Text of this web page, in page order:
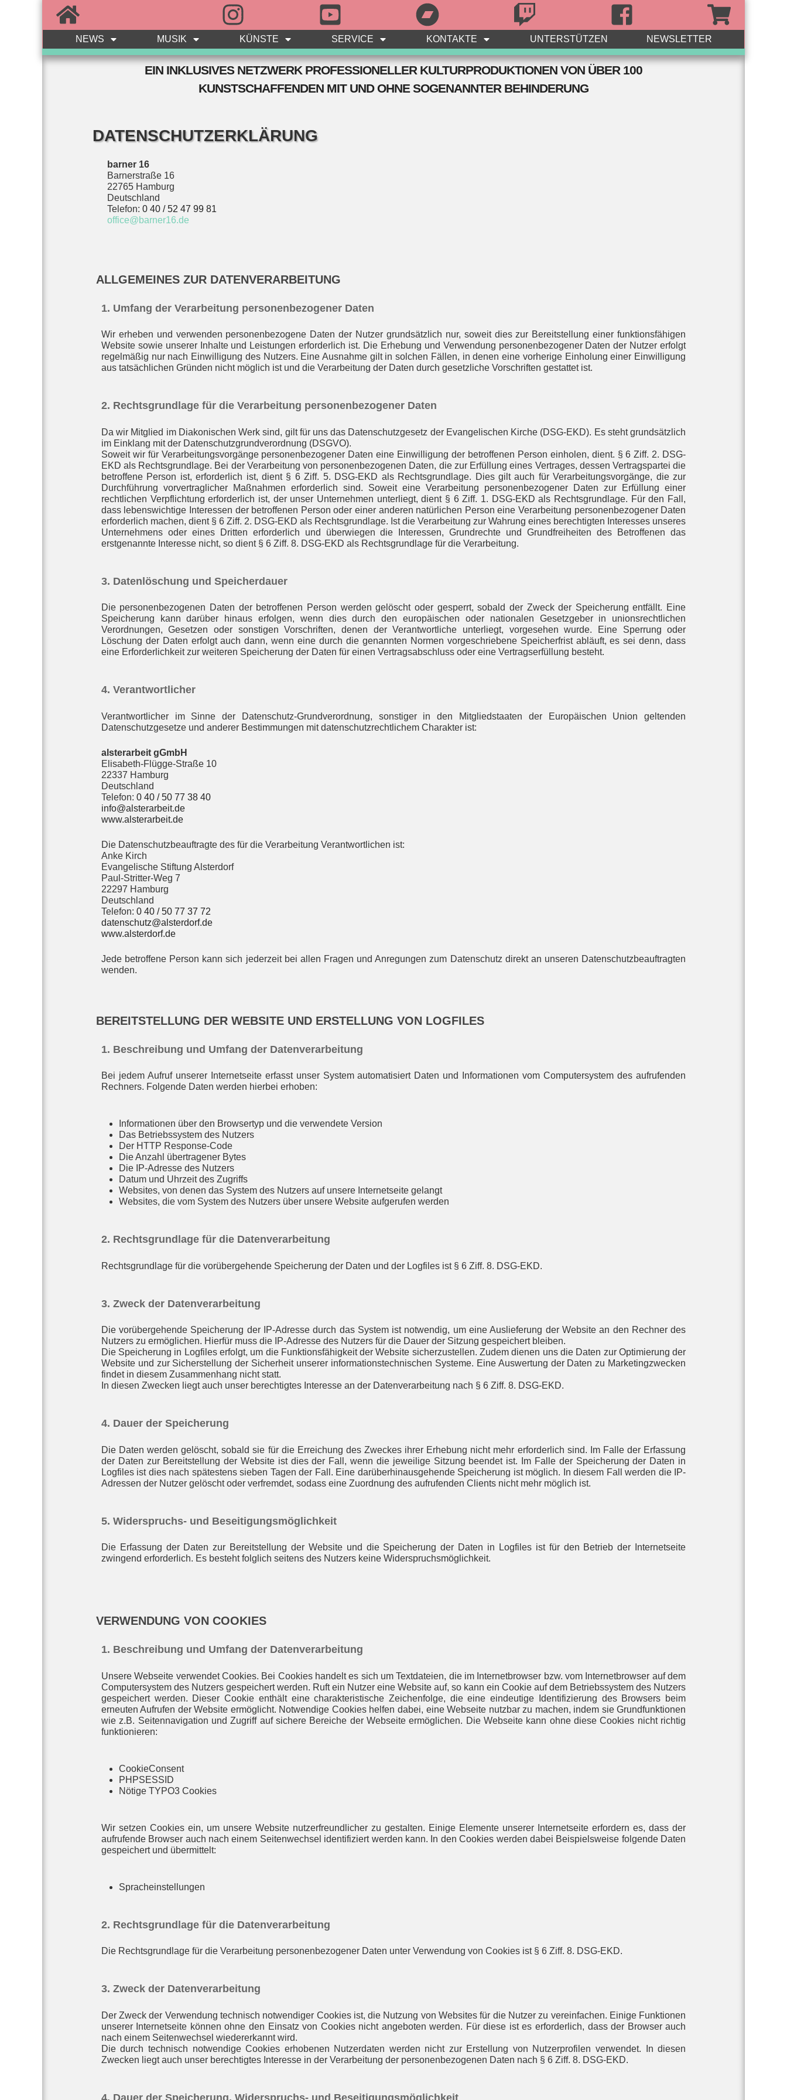
NEWS MUSIK KÜNSTE SERVICE KONTAKTE UNTERSTÜTZEN NEWSLETTER
EIN INKLUSIVES NETZWERK PROFESSIONELLER KULTURPRODUKTIONEN VON ÜBER 100
KUNSTSCHAFFENDENMIT UND OHNE SOGENANNTER BEHINDERUNG
DATENSCHUTZERKLÄRUNG
barner 16
Barnerstraße 16
22765 Hamburg
Deutschland
Telefon: 0 40 / 52 47 99 81
office@barner16.de
ALLGEMEINES ZUR DATENVERARBEITUNG
1. Umfang der Verarbeitung personenbezogener Daten
Wir erheben und verwenden personenbezogene Daten der Nutzer grundsätzlich nur, soweit dies zur Bereitstellung einer funktionsfähigen
Website sowie unserer Inhalte und Leistungen erforderlich ist. Die Erhebung und Verwendung personenbezogener Daten der Nutzer erfolgt
regelmäßig nur nach Einwilligung des Nutzers. Eine Ausnahme gilt in solchen Fällen, in denen eine vorherige Einholung einer Einwilligung
aus tatsächlichen Gründen nicht möglich ist und die Verarbeitung der Daten durch gesetzliche Vorschriften gestattet ist.
2. Rechtsgrundlage für die Verarbeitung personenbezogener Daten
Da wir Mitglied im Diakonischen Werk sind, gilt für uns das Datenschutzgesetz der Evangelischen Kirche (DSG-EKD). Es steht grundsätzlich
im Einklang mit der Datenschutzgrundverordnung (DSGVO).
Soweit wir für Verarbeitungsvorgänge personenbezogener Daten eine Einwilligung der betroffenen Person einholen, dient. § 6 Ziff. 2. DSG-
EKD als Rechtsgrundlage. Bei der Verarbeitung von personenbezogenen Daten, die zur Erfüllung eines Vertrages, dessen Vertragspartei die
betroffene Person ist, erforderlich ist, dient § 6 Ziff. 5. DSG-EKD als Rechtsgrundlage. Dies gilt auch für Verarbeitungsvorgänge, die zur
Durchführung vorvertraglicher Maßnahmen erforderlich sind. Soweit eine Verarbeitung personenbezogener Daten zur Erfüllung einer
rechtlichen Verpflichtung erforderlich ist, der unser Unternehmen unterliegt, dient § 6 Ziff. 1. DSG-EKD als Rechtsgrundlage. Für den Fall,
dass lebenswichtige Interessen der betroffenen Person oder einer anderen natürlichen Person eine Verarbeitung personenbezogener Daten
erforderlich machen, dient § 6 Ziff. 2. DSG-EKD als Rechtsgrundlage. Ist die Verarbeitung zur Wahrung eines berechtigten Interesses unseres
Unternehmens oder eines Dritten erforderlich und überwiegen die Interessen, Grundrechte und Grundfreiheiten des Betroffenen das
erstgenannte Interesse nicht, so dient § 6 Ziff. 8. DSG-EKD als Rechtsgrundlage für die Verarbeitung.
3. Datenlöschung und Speicherdauer
Die personenbezogenen Daten der betroffenen Person werden gelöscht oder gesperrt, sobald der Zweck der Speicherung entfällt. Eine
Speicherung kann darüber hinaus erfolgen, wenn dies durch den europäischen oder nationalen Gesetzgeber in unionsrechtlichen
Verordnungen, Gesetzen oder sonstigen Vorschriften, denen der Verantwortliche unterliegt, vorgesehen wurde. Eine Sperrung oder
Löschung der Daten erfolgt auch dann, wenn eine durch die genannten Normen vorgeschriebene Speicherfrist abläuft, es sei denn, dass
eine Erforderlichkeit zur weiteren Speicherung der Daten für einen Vertragsabschluss oder eine Vertragserfüllung besteht.
4. Verantwortlicher
Verantwortlicher im Sinne der Datenschutz-Grundverordnung, sonstiger in den Mitgliedstaaten der Europäischen Union geltenden
Datenschutzgesetze und anderer Bestimmungen mit datenschutzrechtlichem Charakter ist:
alsterarbeit gGmbH
Elisabeth-Flügge-Straße 10
22337 Hamburg
Deutschland
Telefon: 0 40 / 50 77 38 40
info@alsterarbeit.de
www.alsterarbeit.de
Die Datenschutzbeauftragte des für die Verarbeitung Verantwortlichen ist:
Anke Kirch
Evangelische Stiftung Alsterdorf
Paul-Stritter-Weg 7
22297 Hamburg
Deutschland
Telefon: 0 40 / 50 77 37 72
datenschutz@alsterdorf.de
www.alsterdorf.de
Jede betroffene Person kann sich jederzeit bei allen Fragen und Anregungen zum Datenschutz direkt an unseren Datenschutzbeauftragten
wenden.
BEREITSTELLUNG DER WEBSITE UND ERSTELLUNG VON LOGFILES
1. Beschreibung und Umfang der Datenverarbeitung
Bei jedem Aufruf unserer Internetseite erfasst unser System automatisiert Daten und Informationen vom Computersystem des aufrufenden
Rechners. Folgende Daten werden hierbei erhoben:
Informationen über den Browsertyp und die verwendete Version
Das Betriebssystem des Nutzers
Der HTTP Response-Code
Die Anzahl übertragener Bytes
Die IP-Adresse des Nutzers
Datum und Uhrzeit des Zugriffs
Websites, von denen das System des Nutzers auf unsere Internetseite gelangt
Websites, die vom System des Nutzers über unsere Website aufgerufen werden
2. Rechtsgrundlage für die Datenverarbeitung
Rechtsgrundlage für die vorübergehende Speicherung der Daten und der Logfiles ist § 6 Ziff. 8. DSG-EKD.
3. Zweck der Datenverarbeitung
Die vorübergehende Speicherung der IP-Adresse durch das System ist notwendig, um eine Auslieferung der Website an den Rechner des
Nutzers zu ermöglichen. Hierfür muss die IP-Adresse des Nutzers für die Dauer der Sitzung gespeichert bleiben.
Die Speicherung in Logfiles erfolgt, um die Funktionsfähigkeit der Website sicherzustellen. Zudem dienen uns die Daten zur Optimierung der
Website und zur Sicherstellung der Sicherheit unserer informationstechnischen Systeme. Eine Auswertung der Daten zu Marketingzwecken
findet in diesem Zusammenhang nicht statt.
In diesen Zwecken liegt auch unser berechtigtes Interesse an der Datenverarbeitung nach § 6 Ziff. 8. DSG-EKD.
4. Dauer der Speicherung
Die Daten werden gelöscht, sobald sie für die Erreichung des Zweckes ihrer Erhebung nicht mehr erforderlich sind. Im Falle der Erfassung
der Daten zur Bereitstellung der Website ist dies der Fall, wenn die jeweilige Sitzung beendet ist. Im Falle der Speicherung der Daten in
Logfiles ist dies nach spätestens sieben Tagen der Fall. Eine darüberhinausgehende Speicherung ist möglich. In diesem Fall werden die IP-
Adressen der Nutzer gelöscht oder verfremdet, sodass eine Zuordnung des aufrufenden Clients nicht mehr möglich ist.
5. Widerspruchs- und Beseitigungsmöglichkeit
Die Erfassung der Daten zur Bereitstellung der Website und die Speicherung der Daten in Logfiles ist für den Betrieb der Internetseite
zwingend erforderlich. Es besteht folglich seitens des Nutzers keine Widerspruchsmöglichkeit.
VERWENDUNG VON COOKIES
1. Beschreibung und Umfang der Datenverarbeitung
Unsere Webseite verwendet Cookies. Bei Cookies handelt es sich um Textdateien, die im Internetbrowser bzw. vom Internetbrowser auf dem
Computersystem des Nutzers gespeichert werden. Ruft ein Nutzer eine Website auf, so kann ein Cookie auf dem Betriebssystem des Nutzers
gespeichert werden. Dieser Cookie enthält eine charakteristische Zeichenfolge, die eine eindeutige Identifizierung des Browsers beim
erneuten Aufrufen der Website ermöglicht. Notwendige Cookies helfen dabei, eine Webseite nutzbar zu machen, indem sie Grundfunktionen
wie z.B. Seitennavigation und Zugriff auf sichere Bereiche der Webseite ermöglichen. Die Webseite kann ohne diese Cookies nicht richtig
funktionieren:
CookieConsent
PHPSESSID
Nötige TYPO3 Cookies
Wir setzen Cookies ein, um unsere Website nutzerfreundlicher zu gestalten. Einige Elemente unserer Internetseite erfordern es, dass der
aufrufende Browser auch nach einem Seitenwechsel identifiziert werden kann. In den Cookies werden dabei Beispielsweise folgende Daten
gespeichert und übermittelt:
Spracheinstellungen
2. Rechtsgrundlage für die Datenverarbeitung
Die Rechtsgrundlage für die Verarbeitung personenbezogener Daten unter Verwendung von Cookies ist § 6 Ziff. 8. DSG-EKD.
3. Zweck der Datenverarbeitung
Der Zweck der Verwendung technisch notwendiger Cookies ist, die Nutzung von Websites für die Nutzer zu vereinfachen. Einige Funktionen
unserer Internetseite können ohne den Einsatz von Cookies nicht angeboten werden. Für diese ist es erforderlich, dass der Browser auch
nach einem Seitenwechsel wiedererkannt wird.
Die durch technisch notwendige Cookies erhobenen Nutzerdaten werden nicht zur Erstellung von Nutzerprofilen verwendet. In diesen
Zwecken liegt auch unser berechtigtes Interesse in der Verarbeitung der personenbezogenen Daten nach § 6 Ziff. 8. DSG-EKD.
4. Dauer der Speicherung, Widerspruchs- und Beseitigungsmöglichkeit